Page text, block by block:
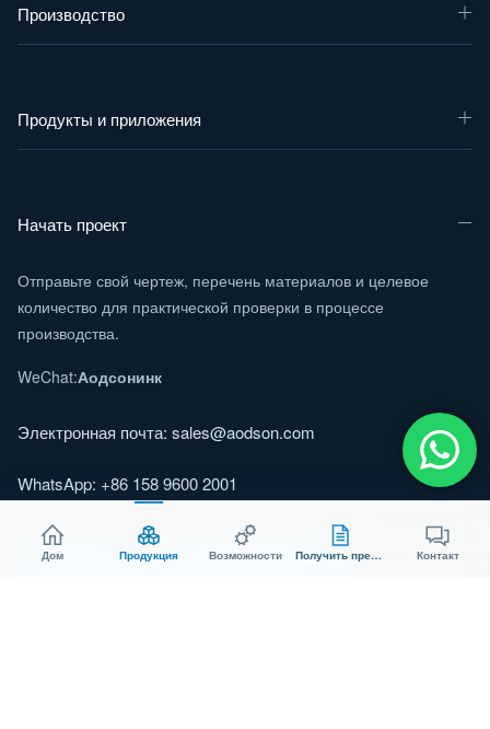
Производство
Продукты и приложения
Начать проект
Отправьте свой чертеж, перечень материалов и целевое
количество для практической проверки в процессе
производства.
WeChat:Аодсонинк
Электронная почта: sales@aodson.com
WhatsApp: +86 158 9600 2001
Запросить ценовое предложение
Дом Продукция Возможности Получить предложение Контакт